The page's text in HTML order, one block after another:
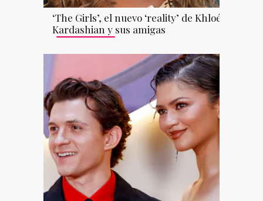
‘The Girls’, el nuevo ‘reality’ de Khloé
Kardashian y sus amigas